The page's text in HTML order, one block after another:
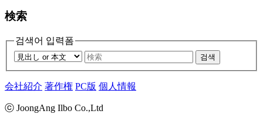
検索
검색어 입력폼
검색
会社紹介 著作権 PC版 個人情報
ⓒ JoongAng Ilbo Co.,Ltd